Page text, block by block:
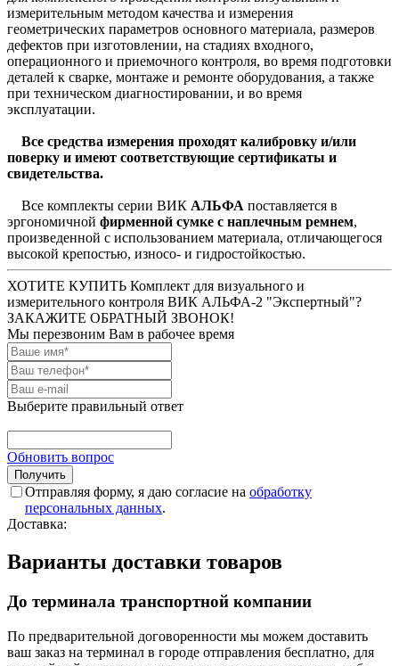
измерительным методом качества и измерения
геометрических параметров основного материала, размеров
дефектов при изготовлении, на стадиях входного,
операционного и приемочного контроля, во время подготовки
деталей к сварке, монтаже и ремонте оборудования, а также
при техническом диагностировании, и во время
эксплуатации.
Все средства измерения проходят калибровку и/или
поверку и имеют соответствующие сертификаты и
свидетельства.
Все комплекты серии ВИК АЛЬФА поставляется в
эргономичной фирменной сумке с наплечным ремнем,
произведенной с использованием материала, отличающегося
высокой крепостью, износо- и гидростойкостью.
ХОТИТЕ КУПИТЬ Комплект для визуального и
измерительного контроля ВИК АЛЬФА-2 "Экспертный"?
ЗАКАЖИТЕ ОБРАТНЫЙ ЗВОНОК!
Мы перезвоним Вам в рабочее время
Выберите правильный ответ
Обновить вопрос
Отправляя форму, я даю согласие на обработку
персональных данных.
Доставка:
Варианты доставки товаров
До терминала транспортной компании
По предварительной договоренности мы можем доставить
ваш заказ на терминал в городе отправления бесплатно, для